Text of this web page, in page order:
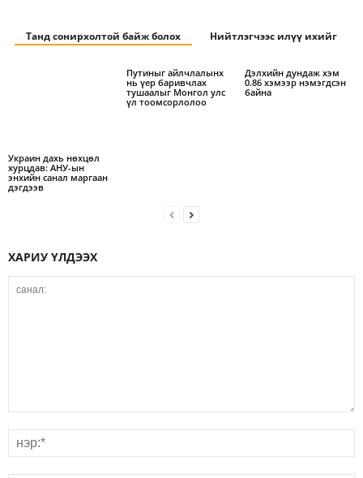
Танд сонирхолтой байж болох Нийтлэгчээс илүү ихийг
Украин дахь нөхцөл
хурцдав: АНУ-ын
энхийн санал маргаан
дэгдээв
Путиныг айлчлалынх
нь үер баривчлах
тушаалыг Монгол улс
үл тоомсорлолоо
Дэлхийн дундаж хэм
0.86 хэмээр нэмэгдсэн
байна
ХАРИУ ҮЛДЭЭХ